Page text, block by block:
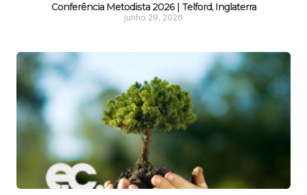
Conferência Metodista 2026 | Telford, Inglaterra
junho 29, 2026